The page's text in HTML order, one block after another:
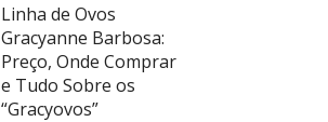
Linha de Ovos
Gracyanne Barbosa:
Preço, Onde Comprar
e Tudo Sobre os
“Gracyovos”